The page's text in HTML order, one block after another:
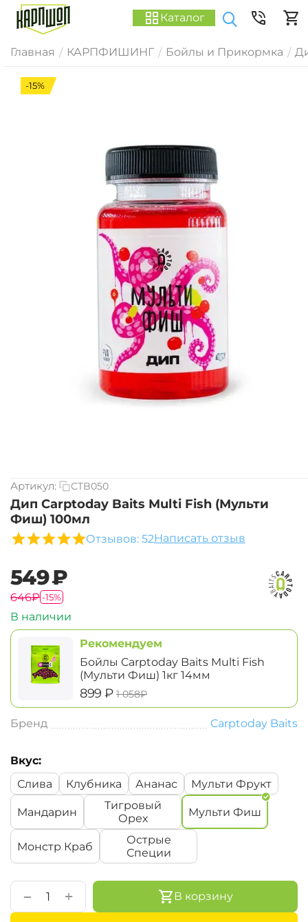
Каталог
Главная / КАРПФИШИНГ / Бойлы и Прикормка /
-15%
Артикул: CTB050
Дип Carptoday Baits Multi Fish (Мульти
Фиш) 100мл
Отзывов: 52Написать отзыв
‍549‍₽
‍646‍₽-15%
В наличии
Рекомендуем
Бойлы Carptoday Baits Multi Fish
(Мульти Фиш) 1кг 14мм
‍899‍ ₽ ‍1 058‍₽
Бренд Carptoday Baits
Вкус:
Слива
Клубника Ананас Мульти Фрукт
Мандарин
Тигровый
Орех
Мульти Фиш
Монстр Краб
Острые
Специи
+
− В корзину